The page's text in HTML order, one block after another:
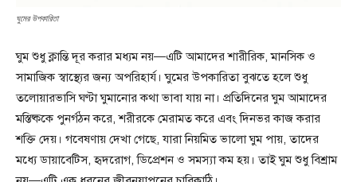
ঘুমের উপকারিতা
ঘুম শুধু ক্লান্তি দূর করার মধ্যম নয়—এটি আমাদের শারীরিক, মানসিক ও
সামাজিক স্বাস্থ্যের জন্য অপরিহার্য। ঘুমের উপকারিতা বুঝতে হলে শুধু
তলোয়ারভাসি ঘণ্টা ঘুমানোর কথা ভাবা যায় না। প্রতিদিনের ঘুম আমাদের
মস্তিষ্ককে পুনর্গঠন করে, শরীরকে মেরামত করে এবং দিনভর কাজ করার
শক্তি দেয়। গবেষণায় দেখা গেছে, যারা নিয়মিত ভালো ঘুম পায়, তাদের
মধ্যে ডায়াবেটিস, হৃদরোগ, ডিপ্রেশন ও সমস্যা কম হয়। তাই ঘুম শুধু বিশ্রাম